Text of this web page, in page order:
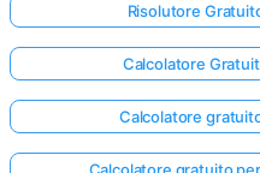
Risolutore
Calcolatore
Calcolatore